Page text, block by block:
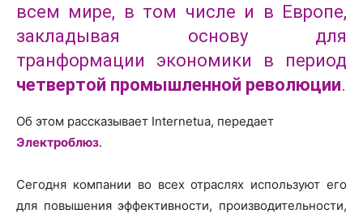
всем мире, в том числе и в Европе,
закладывая основу для
транформации экономики в период
четвертой промышленной революции.
Об этом рассказывает Internetua, передает
Электроблюз.
Сегодня компании во всех отраслях используют его
для повышения эффективности, производительности,